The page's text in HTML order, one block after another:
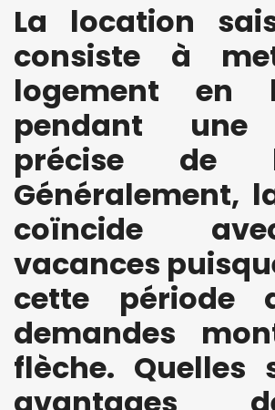
La location
consiste à
logement en
pendant une
précise de
Généralement,
coïncide
vacances
cette période
demandes
flèche. Quelles